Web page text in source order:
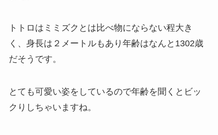
トトロはミミズクとは比べ物にならない程大き
く、身長は２メートルもあり年齢はなんと1302歳
だそうです。
とても可愛い姿をしているので年齢を聞くとビッ
クりしちゃいますね。